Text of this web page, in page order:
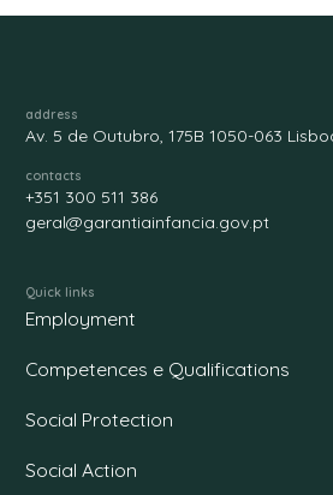
address
Av. 5 de Outubro, 175B 1050-063
contacts
+351 300 511 386
geral@garantiainfancia.gov.pt
Quick links
Employment
Competences e Qualifications
Social Protection
Social Action